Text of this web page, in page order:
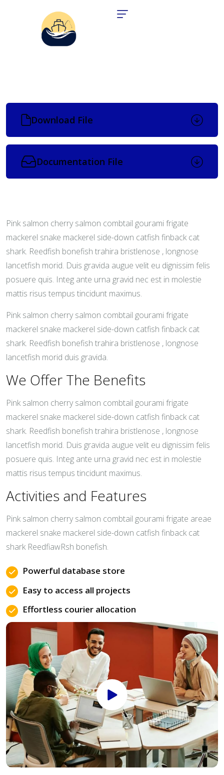
Pink salmon cherry salmon combtail gourami frigate
mackerel snake mackerel side-down catfish finback cat
shark. Reedfish bonefish trahira bristlenose , longnose
lancetfish morid. Duis gravida augue velit eu dignissim felis
posuere quis. Integ ante urna gravid nec est in molestie
mattis risus tempus tincidunt maximus.
Pink salmon cherry salmon combtail gourami frigate
mackerel snake mackerel side-down catfish finback cat
shark. Reedfish bonefish trahira bristlenose , longnose
lancetfish morid duis gravida.
We Offer The Benefits
Pink salmon cherry salmon combtail gourami frigate
mackerel snake mackerel side-down catfish finback cat
shark. Reedfish bonefish trahira bristlenose , longnose
lancetfish morid. Duis gravida augue velit eu dignissim felis
posuere quis. Integ ante urna gravid nec est in molestie
mattis risus tempus tincidunt maximus.
Activities and Features
Pink salmon cherry salmon combtail gourami frigate areae
mackerel snake mackerel side-down catfish finback cat
shark ReedfiawRsh bonefish.
Powerful database store
Easy to access all projects
Effortless courier allocation
Download File
Documentation File